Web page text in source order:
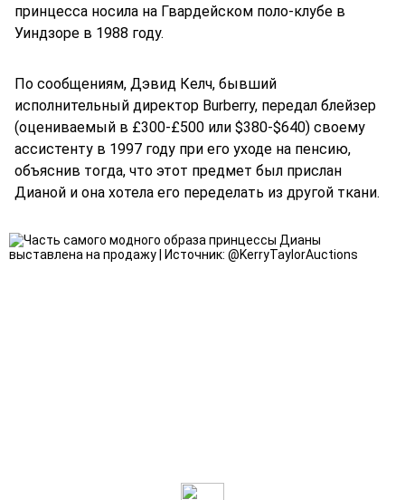
принцесса носила на Гвардейском поло-клубе в
Уиндзоре в 1988 году.
По сообщениям, Дэвид Келч, бывший
исполнительный директор Burberry, передал блейзер
(оцениваемый в £300-£500 или $380-$640) своему
ассистенту в 1997 году при его уходе на пенсию,
объяснив тогда, что этот предмет был прислан
Дианой и она хотела его переделать из другой ткани.